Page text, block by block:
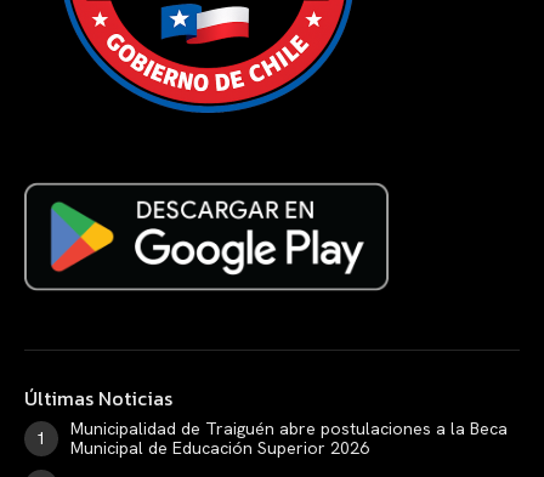
Últimas Noticias
Municipalidad de Traiguén abre postulaciones a la Beca
Municipal de Educación Superior 2026